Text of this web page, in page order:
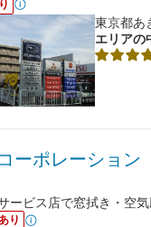
東京都あ
エリアの
ーポレーショ
ービス店で窓拭き・空
り